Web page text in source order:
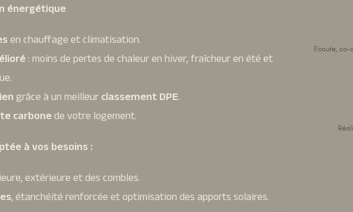
énergétique
en chauffage et climatisation.
: moins de pertes de chaleur en hiver, fraîcheur en été et
grâce à un meilleurclassement DPE.
carbonede votre logement.
à vos besoins :
extérieure et des combles.
, étanchéité renforcée et optimisation des apports solaires.